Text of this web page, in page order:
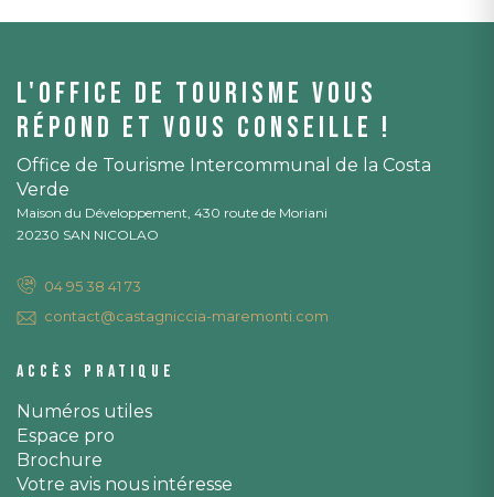
L'office de tourisme vous
répond et vous conseille !
Office de Tourisme Intercommunal de la Costa
Verde
Maison du Développement, 430 route de Moriani
20230 SAN NICOLAO
04 95 38 41 73
contact@castagniccia-maremonti.com
Accès pratique
Numéros utiles
Espace pro
Brochure
Votre avis nous intéresse